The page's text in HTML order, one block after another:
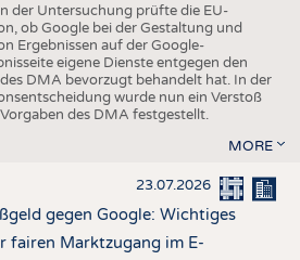
der Untersuchung prüfte die EU-
ob Google bei der Gestaltung und
Ergebnissen auf der Google-
eigene Dienste entgegen den
DMA bevorzugt behandelt hat. In der
wurde nun ein Verstoß
des DMA festgestellt.
MORE
23.07.2026
gegen Google: Wichtiges
fairen Marktzugang im E-